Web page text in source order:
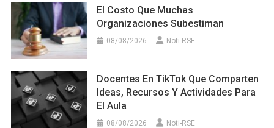
El Costo Que Muchas
Organizaciones Subestiman
08/08/2026 Noti-RSE
Docentes En TikTok Que Comparten
Ideas, Recursos Y Actividades Para
El Aula
08/08/2026 Noti-RSE